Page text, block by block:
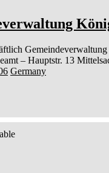
– Hauptstr. 13
Germany